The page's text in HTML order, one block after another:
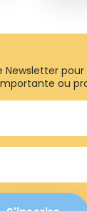
Newsletter
ou